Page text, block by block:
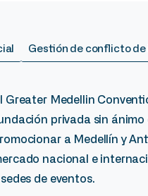
Gestión de conflicto de
Greater Medellin
privada sin ánimo
a Medellín y
nacional e
de eventos.